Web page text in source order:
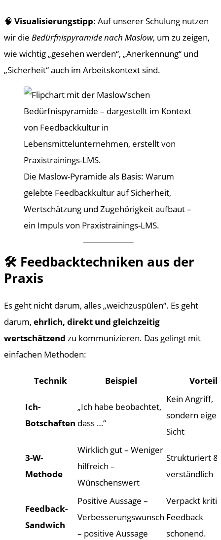
🧠 Visualisierungstipp: Auf unserer Schulung nutzen
wir die Bedürfnispyramide nach Maslow, um zu zeigen,
wie wichtig „gesehen werden“, „Anerkennung“ und
„Sicherheit“ auch im Arbeitskontext sind.
Die Maslow-Pyramide als Basis: Warum
gelebte Feedbackkultur auf Sicherheit,
Wertschätzung und Zugehörigkeit aufbaut –
ein Impuls von Praxistrainings-LMS.
🛠️ Feedbacktechniken aus der
Praxis
Es geht nicht darum, alles „weichzuspülen“. Es geht
darum, ehrlich, direkt und gleichzeitig
wertschätzend zu kommunizieren. Das gelingt mit
einfachen Methoden:
Technik Beispiel Vorteil
Ich-
Botschaften
„Ich habe beobachtet,
dass …“
Kein Angriff,
sondern
Sicht
3-W-
Methode
Wirklich gut – Weniger
hilfreich –
Wünschenswert
Strukturiert &
verständlich
Feedback-
Sandwich
Positive Aussage –
Verbesserungswunsch
– positive Aussage
Verpackt
Feedback
schonend.